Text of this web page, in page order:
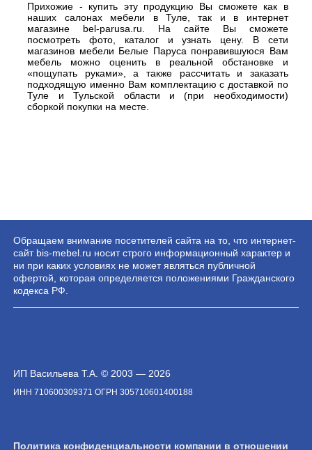
Прихожие - купить эту продукцию Вы сможете как в
наших салонах мебели в Туле, так и в интернет
магазине bel-parusa.ru. На сайте Вы сможете
посмотреть фото, каталог и узнать цену. В сети
магазинов мебели Белые Паруса понравившуюся Вам
мебель можно оценить в реальной обстановке и
«пощупать руками», а также рассчитать и заказать
подходящую именно Вам комплектацию с доставкой по
Туле и Тульской области и (при необходимости)
сборкой покупки на месте.
Обращаем внимание посетителей сайта на то, что интернет-
сайт bis-mebel.ru носит строго информационный характер и
ни при каких условиях не может являться публичной
офертой, которая определяется положениями Гражданского
кодекса РФ.
ИП Васильева Т.А. © 2003 — 2026
ИНН 710600309371 ОГРН 305710601400188
Политика конфиденциальности компании в отношении